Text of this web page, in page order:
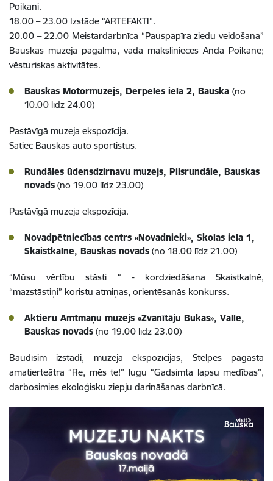
Poikāni.
18.00 – 23.00 Izstāde “ARTEFAKTI”.
20.00 – 22.00 Meistardarbnīca “Pauspapīra ziedu veidošana”
Bauskas muzeja pagalmā, vada mākslinieces Anda Poikāne;
vēsturiskas aktivitātes.
Bauskas Motormuzejs, Derpeles iela 2, Bauska (no
10.00 līdz 24.00)
Pastāvīgā muzeja ekspozīcija.
Satiec Bauskas auto sportistus.
Rundāles ūdensdzirnavu muzejs, Pilsrundāle, Bauskas
novads (no 19.00 līdz 23.00)
Pastāvīgā muzeja ekspozīcija.
Novadpētniecības centrs «Novadnieki», Skolas iela 1,
Skaistkalne, Bauskas novads (no 18.00 līdz 21.00)
“Mūsu vērtību stāsti “ - kordziedāšana Skaistkalnē,
“mazstāstiņi” koristu atmiņas, orientēsanās konkurss.
Aktieru Amtmaņu muzejs «Zvanītāju Bukas», Valle,
Bauskas novads (no 19.00 līdz 23.00)
Baudīsim izstādi, muzeja ekspozīcijas, Stelpes pagasta
amatierteātra “Re, mēs te!” lugu “Gadsimta lapsu medības”,
darbosimies ekoloģisku ziepju darināšanas darbnīcā.